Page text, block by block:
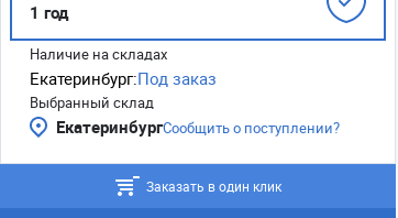
1 год
Наличие на складах
Екатеринбург:Под заказ
Выбранный склад
ЕкатеринбургСообщить о поступлении?
Заказать в один клик